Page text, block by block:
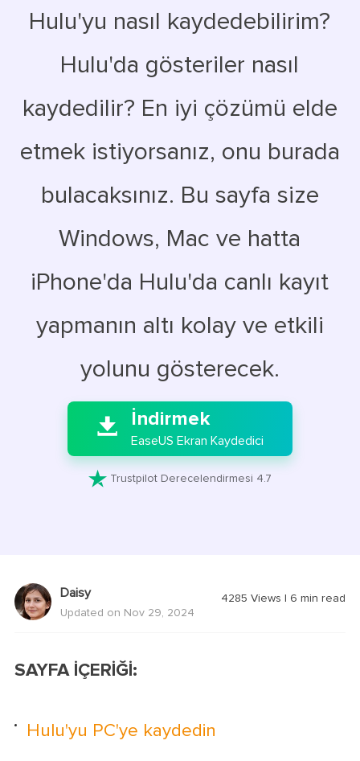
Hulu'yu nasıl kaydedebilirim?
Hulu'da gösteriler nasıl
kaydedilir? En iyi çözümü elde
etmek istiyorsanız, onu burada
bulacaksınız. Bu sayfa size
Windows, Mac ve hatta
iPhone'da Hulu'da canlı kayıt
yapmanın altı kolay ve etkili
yolunu gösterecek.

 İndirmek
EaseUS Ekran Kaydedici
 Trustpilot Derecelendirmesi 4.7
Daisy
Updated on Nov 29, 2024
4285 Views | 6 min read
SAYFA İÇERİĞİ:
Hulu'yu PC'ye kaydedin